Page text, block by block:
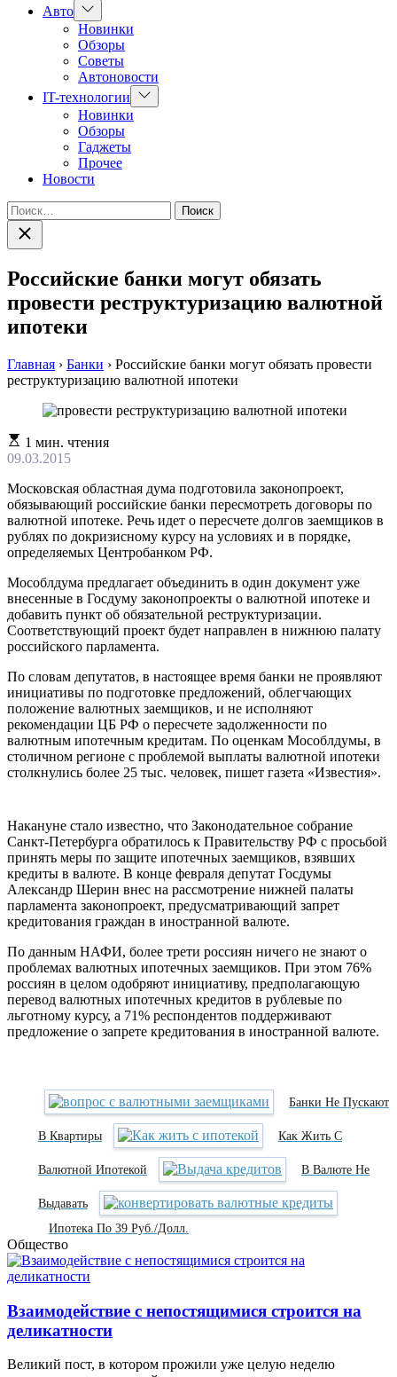
Авто Показать
подменю
Новинки
Обзоры
Советы
Автоновости
IT-технологии
Показать
подменю
Новинки
Обзоры
Гаджеты
Прочее
Новости
Найти:
Закрыть
поиск
Российские банки могут обязать
провести реструктуризацию валютной
ипотеки
Главная › Банки › Российские банки могут обязать провести
реструктуризацию валютной ипотеки
Расчетное
время
1 мин. чтения
09.03.2015
Московская областная дума подготовила законопроект,
обязывающий российские банки пересмотреть договоры по
валютной ипотеке. Речь идет о пересчете долгов заемщиков в
рублях по докризисному курсу на условиях и в порядке,
определяемых Центробанком РФ.
Мособлдума предлагает объединить в один документ уже
внесенные в Госдуму законопроекты о валютной ипотеке и
добавить пункт об обязательной реструктуризации.
Соответствующий проект будет направлен в нижнюю палату
российского парламента.
По словам депутатов, в настоящее время банки не проявляют
инициативы по подготовке предложений, облегчающих
положение валютных заемщиков, и не исполняют
рекомендации ЦБ РФ о пересчете задолженности по
валютным ипотечным кредитам. По оценкам Мособлдумы, в
столичном регионе с проблемой выплаты валютной ипотеки
столкнулись более 25 тыс. человек, пишет газета «Известия».
Накануне стало известно, что Законодательное собрание
Санкт-Петербурга обратилось к Правительству РФ с просьбой
принять меры по защите ипотечных заемщиков, взявших
кредиты в валюте. В конце февраля депутат Госдумы
Александр Шерин внес на рассмотрение нижней палаты
парламента законопроект, предусматривающий запрет
кредитования граждан в иностранной валюте.
По данным НАФИ, более трети россиян ничего не знают о
проблемах валютных ипотечных заемщиков. При этом 76%
россиян в целом одобряют инициативу, предполагающую
перевод валютных ипотечных кредитов в рублевые по
льготному курсу, а 71% респондентов поддерживают
предложение о запрете кредитования в иностранной валюте.
Банки Не Пускают
В Квартиры Как Жить С
Валютной Ипотекой В Валюте Не
Выдавать
Ипотека По 39 Руб./долл.
Общество
Взаимодействие с непостящимися строится на
деликатности
Великий пост, в котором прожили уже целую неделю